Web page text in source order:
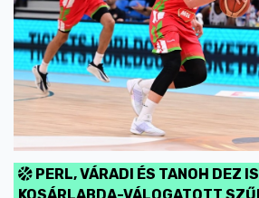
PERL, VÁRADI ÉS TANOH DEZ